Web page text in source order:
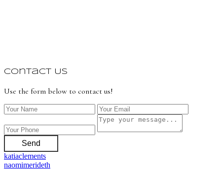
Contact Us
Use the form below to contact us!
Send
katiaclements
naomimerideth